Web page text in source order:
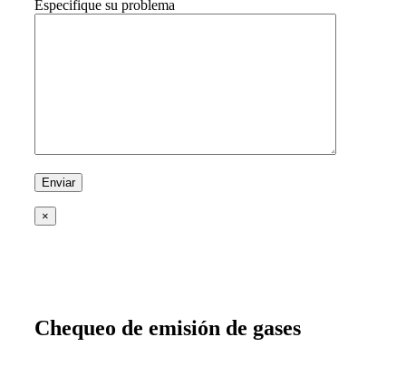
Especifique su problema
×
Chequeo de emisión de gases